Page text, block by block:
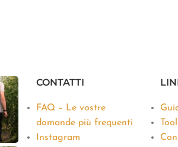
CONTATTI
FAQ – Le vostre
domande più frequenti
Instagram